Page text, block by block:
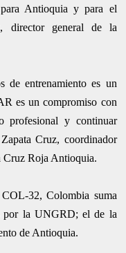
Antioquia y para el
director general de la
de entrenamiento es un
es un compromiso con
profesional y continuar
Cruz, coordinador
Cruz Roja Antioquia.
32, Colombia suma
por la UNGRD; el de la
de Antioquia.